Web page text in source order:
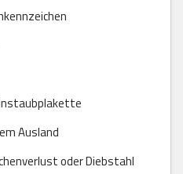
Ausland
oder Diebstahl